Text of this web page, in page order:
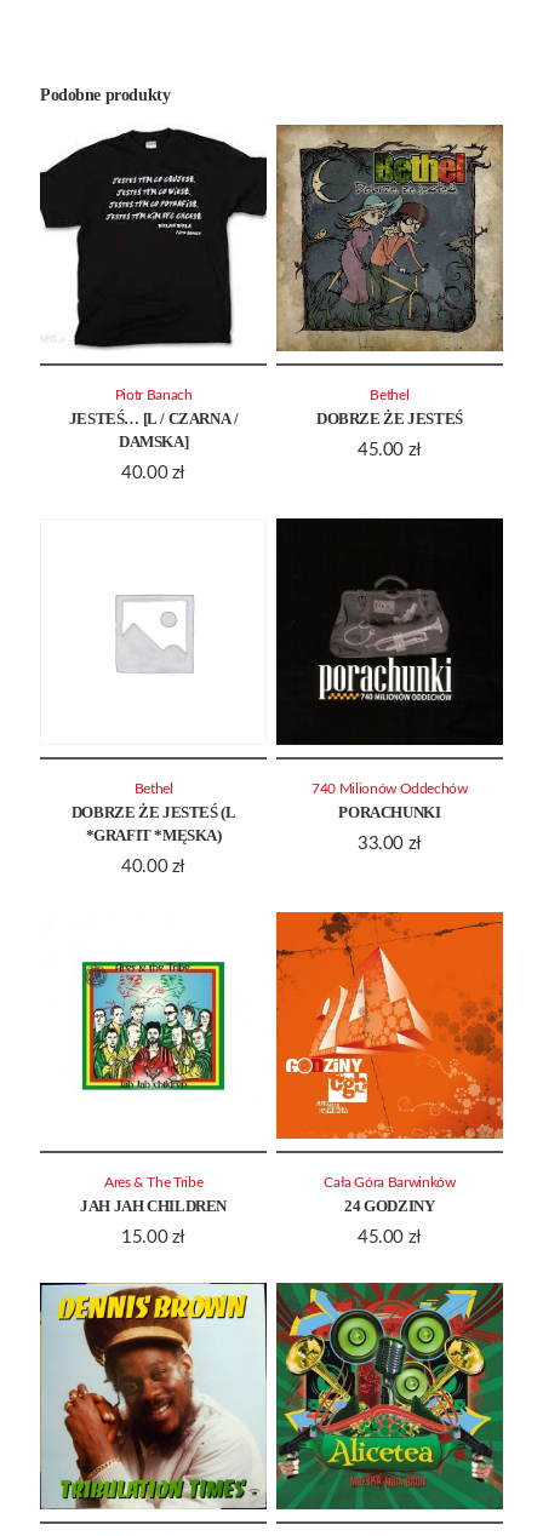
Podobne produkty
JESTEŚ… [L / CZARNA /
DAMSKA]
40.00 zł
Piotr Banach
DOBRZE ŻE JESTEŚ
45.00 zł
Bethel
DOBRZE ŻE JESTEŚ (L
*GRAFIT *MĘSKA)
40.00 zł
Bethel
PORACHUNKI
33.00 zł
740 Milionów Oddechów
JAH JAH CHILDREN
15.00 zł
Ares & The Tribe
24 GODZINY
45.00 zł
Cała Góra Barwinków